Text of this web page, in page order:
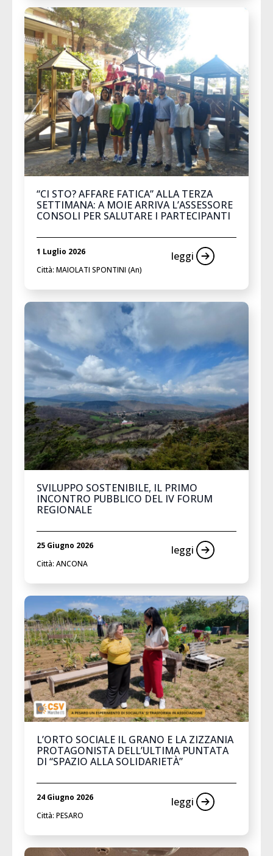
“CI STO? AFFARE FATICA” ALLA TERZA
SETTIMANA: A MOIE ARRIVA L’ASSESSORE
CONSOLI PER SALUTARE I PARTECIPANTI
1 Luglio 2026
Città: MAIOLATI SPONTINI (An)
leggi
SVILUPPO SOSTENIBILE, IL PRIMO
INCONTRO PUBBLICO DEL IV FORUM
REGIONALE
25 Giugno 2026
Città: ANCONA
leggi
L’ORTO SOCIALE IL GRANO E LA ZIZZANIA
PROTAGONISTA DELL’ULTIMA PUNTATA
DI “SPAZIO ALLA SOLIDARIETÀ”
24 Giugno 2026
Città: PESARO
leggi